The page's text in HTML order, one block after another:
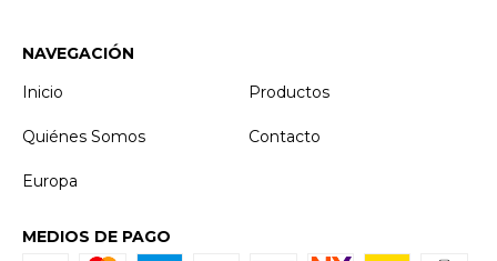
NAVEGACIÓN
Inicio
Productos
Quiénes Somos Contacto
Europa
MEDIOS DE PAGO